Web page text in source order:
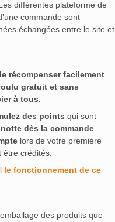
différentes plateforme de
commande sont
échangées entre le site et
récompenser facilement
gratuit et sans
à tous.
des points qui sont
dès la commande
lors de votre première
être crédités.
le fonctionnement de ce
des produits que